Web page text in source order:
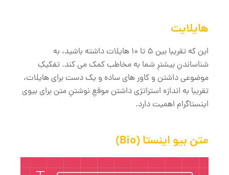
هایلایت
این که تقریبا بین 5 تا 10 هایلات داشته باشید، به
شناساندنِ بیشترِ شما به مخاطب کمک می کند. تفکیکِ
موضوعی داشتن و کاور های ساده و یک دست برای هایلات،
تقریبا به اندازه استراتژی داشتن موقعِ نوشتنِ متن برای بیوی
اینستاگرام اهمیت دارد.
متن بیو اینستا (Bio)